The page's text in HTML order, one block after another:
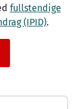
fullstendige
(IPID).